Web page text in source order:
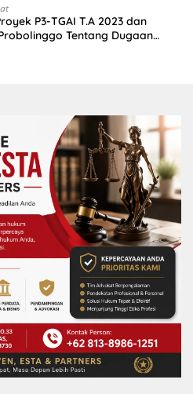
P3-TGAI T.A 2023 dan
Tentang Dugaan